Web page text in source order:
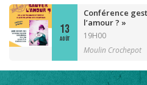
13
AOÛT
Conférence
l’amour ? »
19H00
Moulin Crochepot